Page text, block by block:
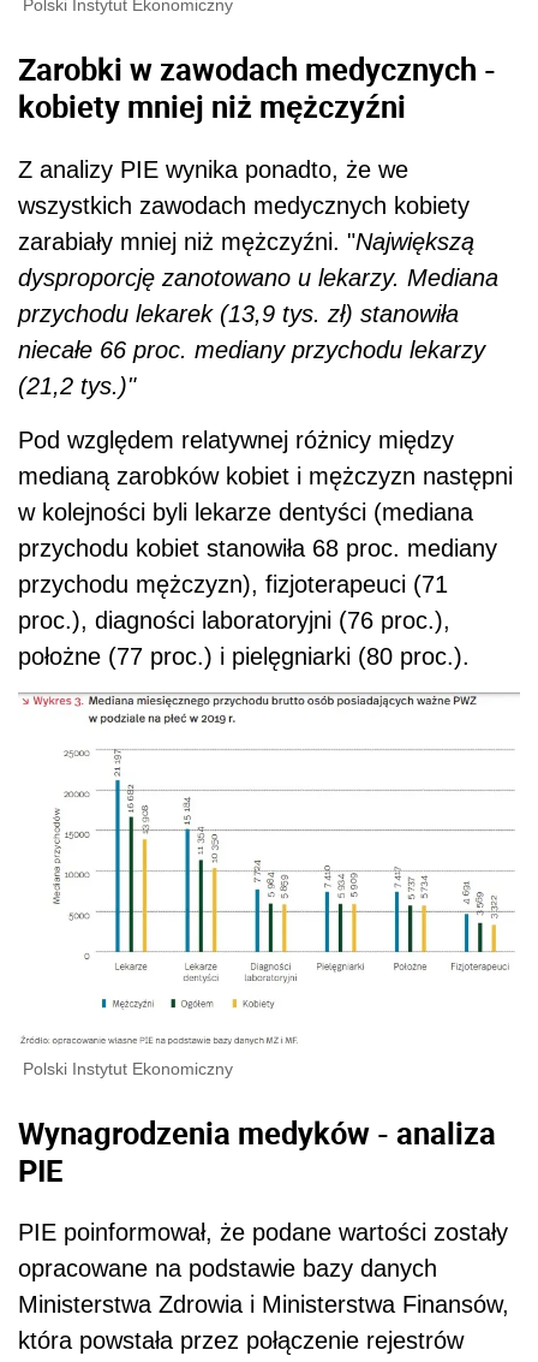
Polski Instytut Ekonomiczny
Zarobki w zawodach medycznych -
kobiety mniej niż mężczyźni
Z analizy PIE wynika ponadto, że we
wszystkich zawodach medycznych kobiety
zarabiały mniej niż mężczyźni. "Największą
dysproporcję zanotowano u lekarzy. Mediana
przychodu lekarek (13,9 tys. zł) stanowiła
niecałe 66 proc. mediany przychodu lekarzy
(21,2 tys.)"
Pod względem relatywnej różnicy między
medianą zarobków kobiet i mężczyzn następni
w kolejności byli lekarze dentyści (mediana
przychodu kobiet stanowiła 68 proc. mediany
przychodu mężczyzn), fizjoterapeuci (71
proc.), diagności laboratoryjni (76 proc.),
położne (77 proc.) i pielęgniarki (80 proc.).
Polski Instytut Ekonomiczny
Wynagrodzenia medyków - analiza
PIE
PIE poinformował, że podane wartości zostały
opracowane na podstawie bazy danych
Ministerstwa Zdrowia i Ministerstwa Finansów,
która powstała przez połączenie rejestrów